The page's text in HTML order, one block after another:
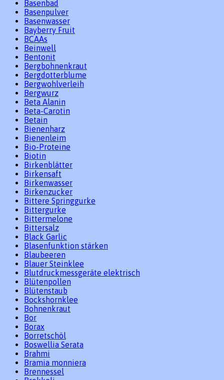
Basenbad
Basenpulver
Basenwasser
Bayberry Fruit
BCAAs
Beinwell
Bentonit
Bergbohnenkraut
Bergdotterblume
Bergwohlverleih
Bergwurz
Beta Alanin
Beta-Carotin
Betain
Bienenharz
Bienenleim
Bio-Proteine
Biotin
Birkenblätter
Birkensaft
Birkenwasser
Birkenzucker
Bittere Springgurke
Bittergurke
Bittermelone
Bittersalz
Black Garlic
Blasenfunktion stärken
Blaubeeren
Blauer Steinklee
Blutdruckmessgeräte elektrisch
Blütenpollen
Blütenstaub
Bockshornklee
Bohnenkraut
Bor
Borax
Borretschöl
Boswellia Serata
Brahmi
Bramia monniera
Brennessel